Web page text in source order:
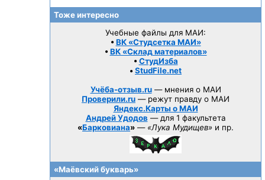
Тоже интересно
Учебные файлы для МАИ:
• ВК «Студсетка МАИ»
• ВК «Склад материалов»
• СтудИзба
• StudFile.net
Учёба-отзыв.ru— мнения о МАИ
Проверили.ru — режут правду о МАИ
Яндекс.Карты о МАИ
Андрей Удодов — для 1 факультета
«Барковиана» — «Лука Мудищев» и пр.
«Маёвский букварь»